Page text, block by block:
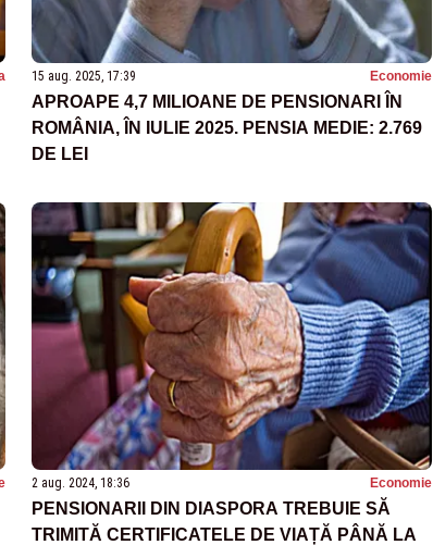
15 aug. 2025, 17:39 Economie
APROAPE 4,7 MILIOANE DE PENSIONARI ÎN
ROMÂNIA, ÎN IULIE 2025. PENSIA MEDIE: 2.769
DE LEI
2 aug. 2024, 18:36 Economie
PENSIONARII DIN DIASPORA TREBUIE SĂ
TRIMITĂ CERTIFICATELE DE VIAȚĂ PÂNĂ LA